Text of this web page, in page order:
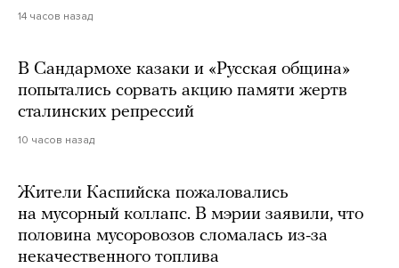
14 часов назад
В Сандармохе казаки и «Русская община»
попытались сорвать акцию памяти жертв
сталинских репрессий
10 часов назад
Жители Каспийска пожаловались
на мусорный коллапс. В мэрии заявили, что
половина мусоровозов сломалась из-за
некачественного топлива